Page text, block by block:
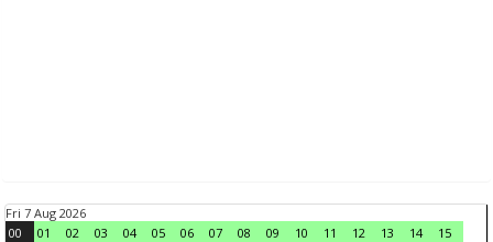
Fri 7 Aug 2026
00
01 02 03 04 05 06 07 08 09 10 11 12 13 14
15